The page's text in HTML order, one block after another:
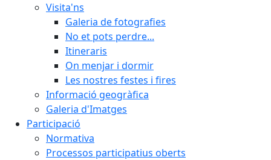
Visita'ns
Galeria de fotografies
No et pots perdre...
Itineraris
On menjar i dormir
Les nostres festes i fires
Informació geogràfica
Galeria d'Imatges
Participació
Normativa
Processos participatius oberts